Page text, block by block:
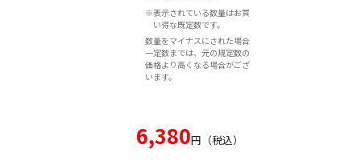
※表示されている数量はお買
い得な既定数です。
数量をマイナスにされた場合
一定数までは、元の規定数の
価格より高くなる場合がござ
います。
6,380円（税込）